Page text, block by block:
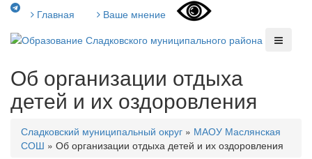
Главная Ваше мнение
Об организации отдыха
детей и их оздоровления
Сладковский муниципальный округ » МАОУ Маслянская
СОШ » Об организации отдыха детей и их оздоровления